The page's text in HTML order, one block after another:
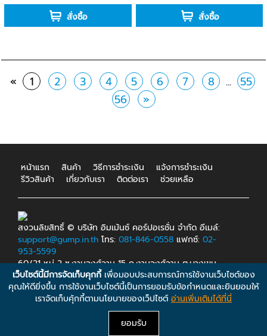
สั่งซื้อ สั่งซื้อ
« 1 2 3 4 5 6 7 8 ... 55
56
»
หน้าแรก สินค้า วิธีการชำระเงิน
แจ้งการชำระเงิน
รีวิวสินค้า
เกี่ยวกับเรา ติดต่อเรา ช่วยเหลือ
สงวนลิขสิทธิ์ © บริษัท อิมเม้นซ์ คอร์ปอเรชั่น จำกัด อีเมล์:
support@gump.in.th โทร: 081-846-0558 แฟกซ์: 02-
953-5599
60/21 หมู่ 2 ซ.งามวงศ์วาน 15 ถ.งามวงศ์วาน ต.บางเขน
อ.เมือง จ.นนทบุรี 11000.
เว็บไซต์นี้มีการจัดเก็บคุกกี้เพื่อมอบประสบการณ์การใช้งานเว็บไซต์ของ
คุณให้ดียิ่งขึ้น การใช้งานเว็บไซต์นี้เป็นการยอมรับข้อกำหนดและยินยอมให้
เราจัดเก็บคุ้กกี้ตามนโยบายของเว็ปไซต์ อ่านเพิ่มเติมได้ที่นี่
ยอมรับ